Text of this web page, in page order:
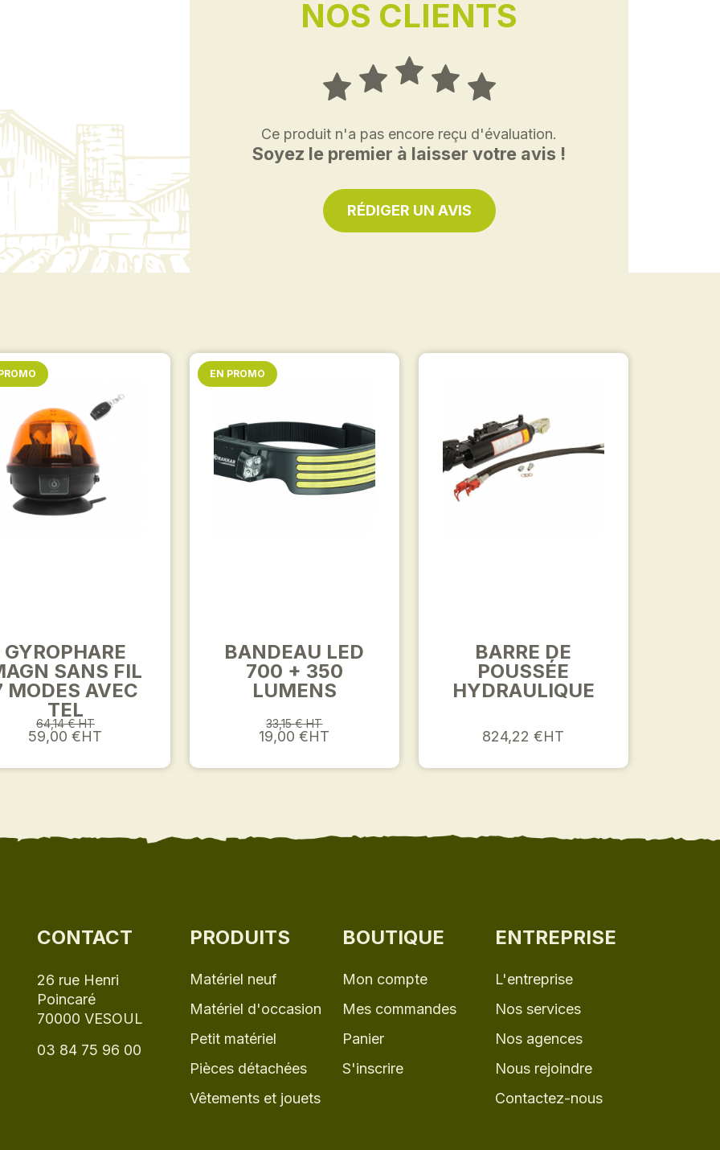
NOS CLIENTS
Ce produit n'a pas encore reçu d'évaluation.
Soyez le premier à laisser votre avis !
RÉDIGER UN AVIS
GYROPHARE
SANS FIL
MODES AVEC
TEL
64,14 € HT
59,00 €HT
BANDEAU LED
700 + 350
LUMENS
33,15 € HT
19,00 €HT
EN PROMO
BARRE DE
POUSSÉE
HYDRAULIQUE
824,22 €HT
CONTACT
26 rue Henri
Poincaré
70000 VESOUL
03 84 75 96 00
PRODUITS
Matériel neuf
Matériel d'occasion
Petit matériel
Pièces détachées
Vêtements et jouets
BOUTIQUE
Mon compte
Mes commandes
Panier
S'inscrire
ENTREPRISE
L'entreprise
Nos services
Nos agences
Nous rejoindre
Contactez-nous